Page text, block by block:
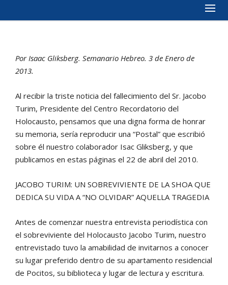
Por Isaac Gliksberg. Semanario Hebreo. 3 de Enero de
2013.
Al recibir la triste noticia del fallecimiento del Sr. Jacobo
Turim, Presidente del Centro Recordatorio del
Holocausto, pensamos que una digna forma de honrar
su memoria, sería reproducir una “Postal” que escribió
sobre él nuestro colaborador Isac Gliksberg, y que
publicamos en estas páginas el 22 de abril del 2010.
JACOBO TURIM: UN SOBREVIVIENTE DE LA SHOA QUE
DEDICA SU VIDA A “NO OLVIDAR” AQUELLA TRAGEDIA
Antes de comenzar nuestra entrevista periodística con
el sobreviviente del Holocausto Jacobo Turim, nuestro
entrevistado tuvo la amabilidad de invitarnos a conocer
su lugar preferido dentro de su apartamento residencial
de Pocitos, su biblioteca y lugar de lectura y escritura.